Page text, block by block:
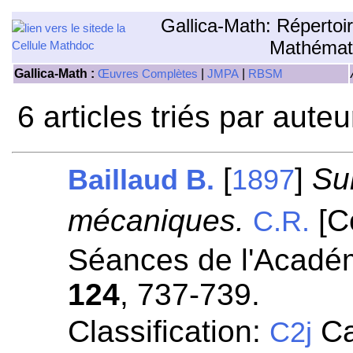
Gallica-Math:
Gallica-Math : Œuvres Complètes JMPA RBSM
6 articles triés par
Baillaud B. [1897]
mécaniques. C.R.
Séances de
124, 737-739.
Classification: C2j